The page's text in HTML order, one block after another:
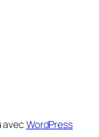
avec WordPress